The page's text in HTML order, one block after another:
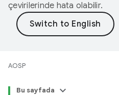
çevirilerinde hata olabilir.
AOSP
Bu sayfada